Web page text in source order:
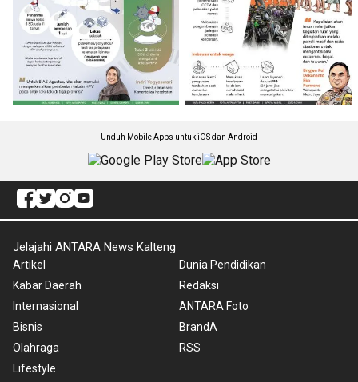
Unduh Mobile Apps untuk iOS dan Android
Jelajahi ANTARA News Kalteng
Artikel
Kabar Daerah
Internasional
Bisnis
Olahraga
Lifestyle
Dunia Pendidikan
Redaksi
ANTARA Foto
BrandA
RSS